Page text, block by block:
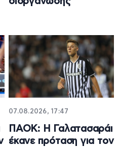
07.08.2026, 17:47
ΠΑΟΚ: Η Γαλατασαράι
έκανε πρόταση για τον